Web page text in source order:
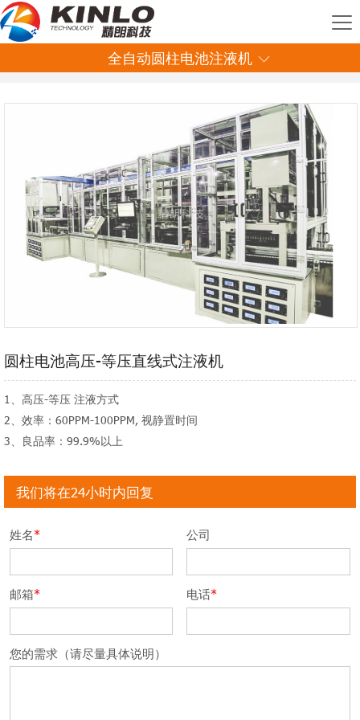
您好! 欢迎登陆深圳市精朗联合科技有限公司
全自动圆柱电池注液机
圆柱电池高压-等压直线式注液机
1、高压-等压 注液方式
2、效率：60PPM-100PPM, 视静置时间
3、良品率：99.9%以上
我们将在24小时内回复
姓名* 公司
邮箱* 电话*
您的需求（请尽量具体说明）